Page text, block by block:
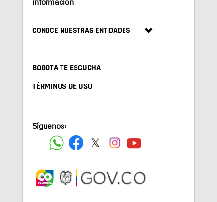
información
CONOCE NUESTRAS ENTIDADES
BOGOTA TE ESCUCHA
TÉRMINOS DE USO
Síguenos: